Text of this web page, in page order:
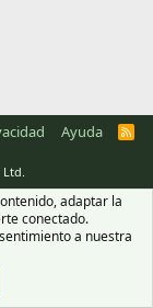
Ayuda
R
Ltd.
adaptar la
conectado.
a nuestra